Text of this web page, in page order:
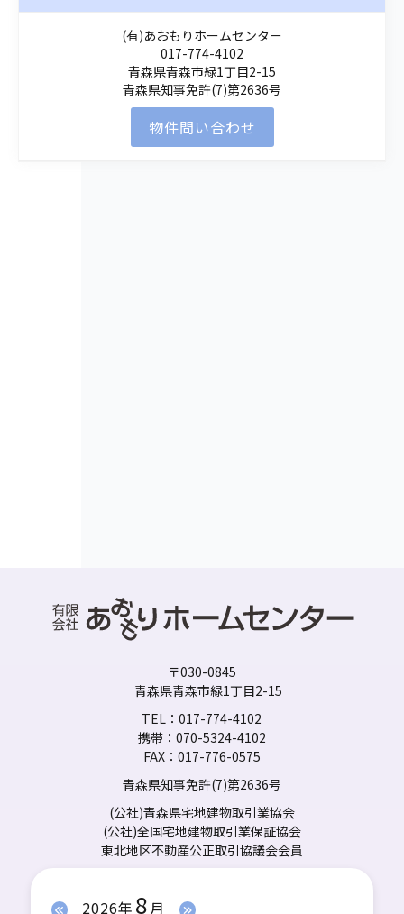
(有)あおもりホームセンター
017-774-4102
青森県青森市緑1丁目2-15
青森県知事免許(7)第2636号
物件問い合わせ
〒030-0845
青森県青森市緑1丁目2-15
TEL：017-774-4102
携帯：070-5324-4102
FAX：017-776-0575
青森県知事免許(7)第2636号
(公社)青森県宅地建物取引業協会
(公社)全国宅地建物取引業保証協会
東北地区不動産公正取引協議会会員
2026年 8 月